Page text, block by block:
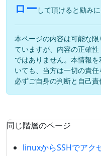
ロー して頂けると励み
本ページの内容は可能な
ていますが、内容の正確
ではありません。本情報
いても、当方は一切の責
必ずご自身の判断と自己責
同じ階層のページ
linuxからSSHでアク